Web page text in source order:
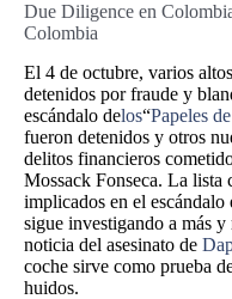
Due Diligence en
Colombia
El 4 de octubre, varios
detenidos por fraude y
escándalo delos“Papeles
fueron detenidos y otros
delitos financieros
Mossack Fonseca. La lista
implicados en el escándalo
sigue investigando a más y
noticia del asesinato de
coche sirve como prueba
huidos.